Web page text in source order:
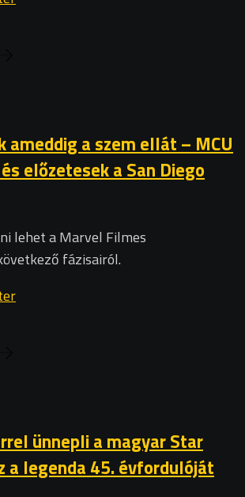
a szem ellát – MCU
előzetesek a San Diego
lehet a Marvel Filmes
fázisairól.
ünnepli a magyar Star
a legenda 45. évfordulóját